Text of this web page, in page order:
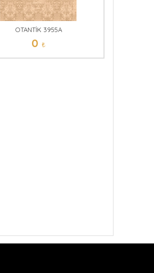
OTANTİK 3955A
0 ₺